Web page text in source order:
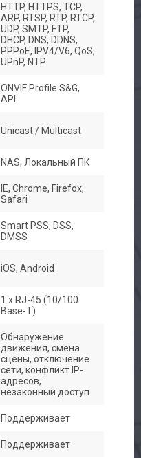
HTTP, HTTPS, TCP,
ARP, RTSP, RTP, RTCP,
UDP, SMTP, FTP,
DHCP, DNS, DDNS,
PPPoE, IPV4/V6, QoS,
UPnP, NTP
ONVIF Profile S&G,
API
Unicast / Multicast
NAS, Локальный ПК
IE, Chrome, Firefox,
Safari
Smart PSS, DSS,
DMSS
iOS, Android
1 х RJ-45 (10/100
Base-T)
Обнаружение
движения, смена
сцены, отключение
сети, конфликт IP-
адресов,
незаконный доступ
Поддерживает
Поддерживает